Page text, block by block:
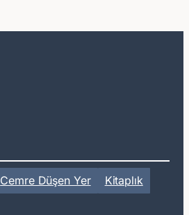
Cemre Düşen Yer
Kitaplık